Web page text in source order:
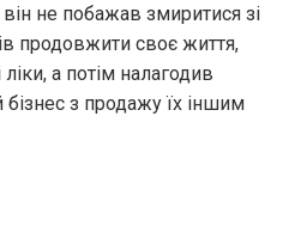
не побажав змиритися зі
продовжити своє життя,
а потім налагодив
бізнес з продажу їх іншим